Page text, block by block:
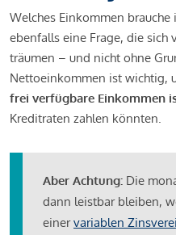
Welches Einkommen brauche
ebenfalls eine Frage, die sich
träumen – und nicht ohne
Nettoeinkommen ist wichtig,
frei verfügbare Einkommen
Kreditraten zahlen könnten.
Aber Achtung: Die
dann leistbar bleiben,
einervariablen